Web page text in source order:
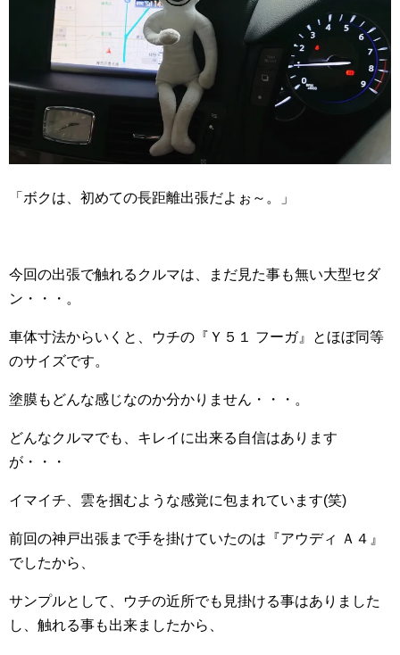
「ボクは、初めての長距離出張だよぉ～。」
今回の出張で触れるクルマは、まだ見た事も無い大型セダ
ン・・・。
車体寸法からいくと、ウチの『Ｙ５１ フーガ』とほぼ同等
のサイズです。
塗膜もどんな感じなのか分かりません・・・。
どんなクルマでも、キレイに出来る自信はあります
が・・・
イマイチ、雲を掴むような感覚に包まれています(笑)
前回の神戸出張まで手を掛けていたのは『アウディ Ａ４』
でしたから、
サンプルとして、ウチの近所でも見掛ける事はありました
し、触れる事も出来ましたから、